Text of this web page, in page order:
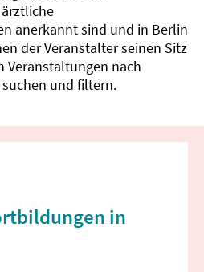
anerkannt sind und in Berlin
der Veranstalter seinen Sitz
Veranstaltungen nach
und filtern.
in